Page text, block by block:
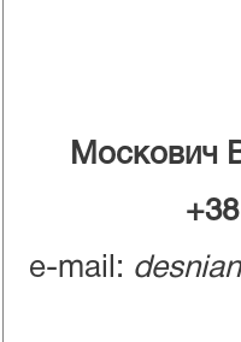
Москович
e-mail: